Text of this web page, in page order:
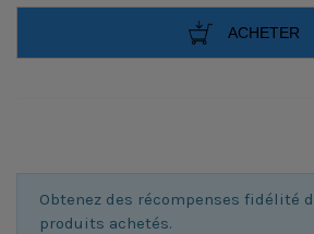
ACHETER
Obtenez des récompenses fidélité
produits achetés.